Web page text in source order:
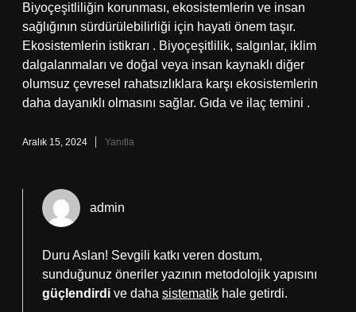
Biyoçeşitliliğin korunması, ekosistemlerin ve insan
sağlığının sürdürülebilirliği için hayati önem taşır.
Ekosistemlerin istikrarı . Biyoçeşitlilik, salgınlar, iklim
dalgalanmaları ve doğal veya insan kaynaklı diğer
olumsuz çevresel rahatsızlıklara karşı ekosistemlerin
daha dayanıklı olmasını sağlar. Gıda ve ilaç temini .
Aralık 15, 2024 Yanıtla
admin
Duru Aslan! Sevgili katkı veren dostum,
sunduğunuz öneriler yazının metodolojik yapısını
güçlendirdi ve daha sistematik hale getirdi.